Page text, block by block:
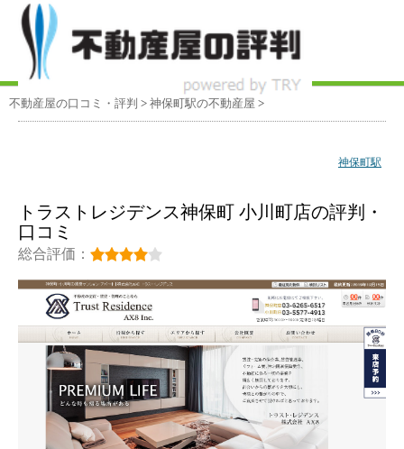
不動産屋の口コミ・評判 > 神保町駅の不動産屋 >
神保町駅
トラストレジデンス神保町 小川町店の評判・
口コミ
総合評価：